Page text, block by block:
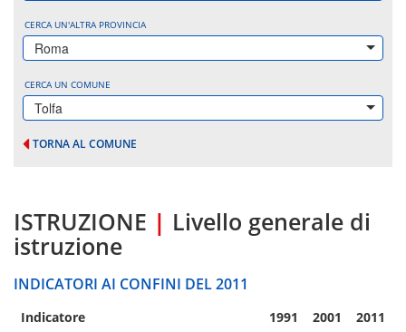
CERCA UN'ALTRA PROVINCIA
Roma
CERCA UN COMUNE
Tolfa
TORNA AL COMUNE
ISTRUZIONE | Livello generale di
istruzione
INDICATORI AI CONFINI DEL 2011
Indicatore 1991 2001 2011